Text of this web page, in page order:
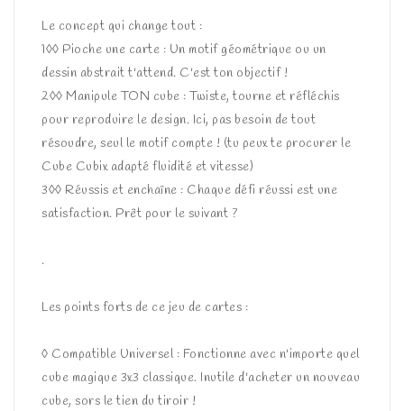
Le concept qui change tout :
1◊◊ Pioche une carte : Un motif géométrique ou un
dessin abstrait t'attend. C'est ton objectif !
2◊◊ Manipule TON cube : Twiste, tourne et réfléchis
pour reproduire le design. Ici, pas besoin de tout
résoudre, seul le motif compte ! (tu peux te procurer le
Cube Cubix adapté fluidité et vitesse)
3◊◊ Réussis et enchaîne : Chaque défi réussi est une
satisfaction. Prêt pour le suivant ?
.
Les points forts de ce jeu de cartes :
◊ Compatible Universel : Fonctionne avec n'importe quel
cube magique 3x3 classique. Inutile d'acheter un nouveau
cube, sors le tien du tiroir !